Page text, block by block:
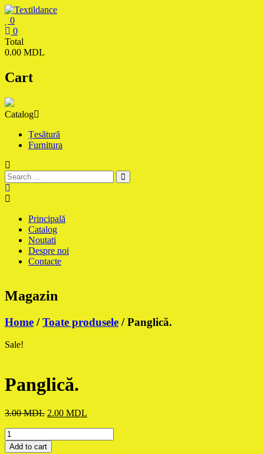
Skip
to
content
Textildance.md
0
0
Total
0.00 MDL
Cart
Catalog
Țesătură
Furnitura
Principală
Catalog
Noutati
Despre noi
Contacte
Magazin
Home /Toate produsele / Panglică.
Sale!
Panglică.
3.00MDL Original
3.00 MDL.
2.00 MDL
Panglică.
quantity
Add to cart